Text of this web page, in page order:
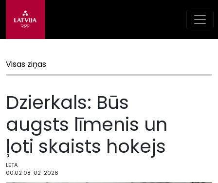
Visas ziņas
Dzierkals: Būs
augsts līmenis un
ļoti skaists hokejs
LETA
00:02 08-02-2026